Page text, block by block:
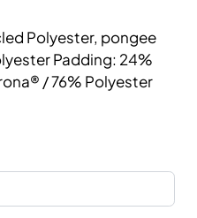
Polyester, pongee
Padding: 24%
/ 76% Polyester